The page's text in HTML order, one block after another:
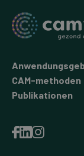
CAM-methoden
Publikationen